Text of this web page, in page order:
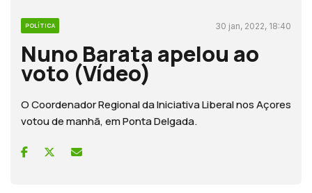
POLÍTICA 30 jan, 2022, 18:40
Nuno Barata apelou ao
voto (Vídeo)
O Coordenador Regional da Iniciativa Liberal nos Açores
votou de manhã, em Ponta Delgada.